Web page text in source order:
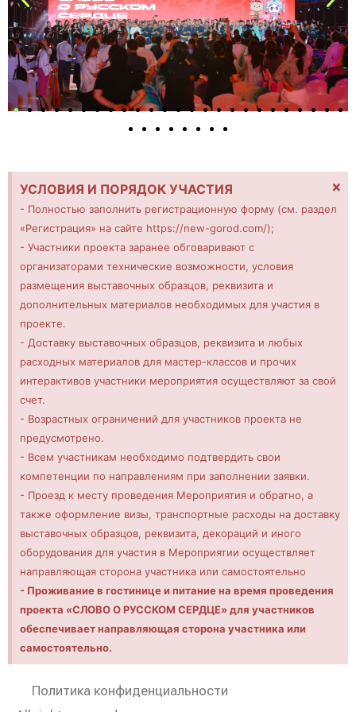
УСЛОВИЯ И ПОРЯДОК УЧАСТИЯ
- Полностью заполнить регистрационную форму (см. раздел
«Регистрация» на сайте https://new-gorod.com/);
- Участники проекта заранее обговаривают с
организаторами технические возможности, условия
размещения выставочных образцов, реквизита и
дополнительных материалов необходимых для участия в
проекте.
- Доставку выставочных образцов, реквизита и любых
расходных материалов для мастер-классов и прочих
интерактивов участники мероприятия осуществляют за свой
счет.
- Возрастных ограничений для участников проекта не
предусмотрено.
- Всем участникам необходимо подтвердить свои
компетенции по направлениям при заполнении заявки.
- Проезд к месту проведения Мероприятия и обратно, а
также оформление визы, транспортные расходы на доставку
выставочных образцов, реквизита, декораций и иного
оборудования для участия в Мероприятии осуществляет
направляющая сторона участника или самостоятельно
- Проживание в гостинице и питание на время проведения
проекта «СЛОВО О РУССКОМ СЕРДЦЕ» для участников
обеспечивает направляющая сторона участника или
самостоятельно.
×
Политика конфиденциальности